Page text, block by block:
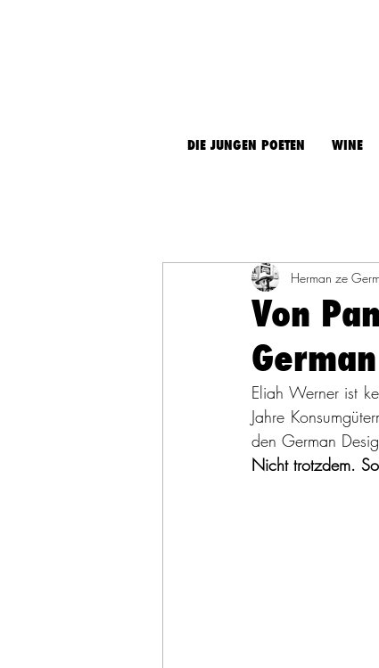
DIE JUNGEN POETEN WINE
Von
Herman ze
Eliah Werner ist
Jahre
den German
Nicht trotzdem.